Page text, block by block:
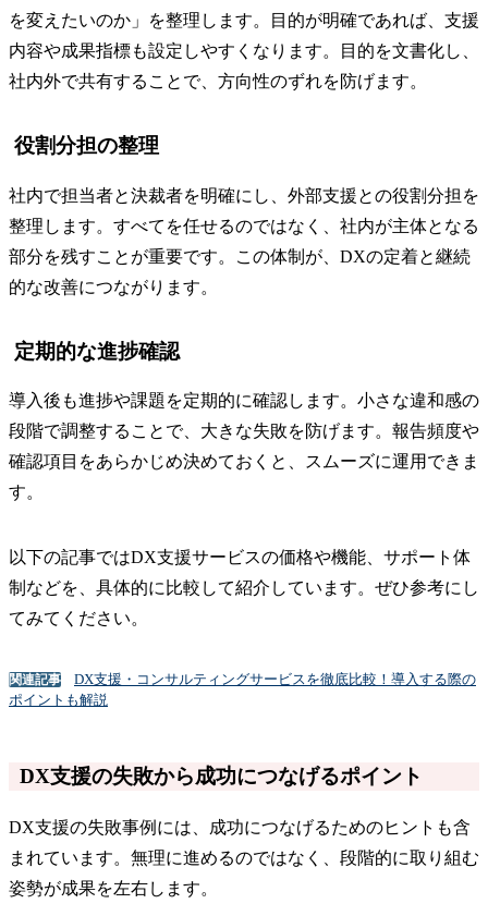
を変えたいのか」を整理します。目的が明確であれば、支援
内容や成果指標も設定しやすくなります。目的を文書化し、
社内外で共有することで、方向性のずれを防げます。
役割分担の整理
社内で担当者と決裁者を明確にし、外部支援との役割分担を
整理します。すべてを任せるのではなく、社内が主体となる
部分を残すことが重要です。この体制が、DXの定着と継続
的な改善につながります。
定期的な進捗確認
導入後も進捗や課題を定期的に確認します。小さな違和感の
段階で調整することで、大きな失敗を防げます。報告頻度や
確認項目をあらかじめ決めておくと、スムーズに運用できま
す。
以下の記事ではDX支援サービスの価格や機能、サポート体
制などを、具体的に比較して紹介しています。ぜひ参考にし
てみてください。
関連記事
DX支援・コンサルティングサービスを徹底比較！導入する際の
ポイントも解説
DX支援の失敗から成功につなげるポイント
DX支援の失敗事例には、成功につなげるためのヒントも含
まれています。無理に進めるのではなく、段階的に取り組む
姿勢が成果を左右します。